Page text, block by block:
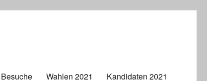
Besuche Wahlen 2021 Kandidaten 2021